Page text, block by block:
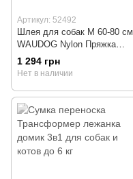
Артикул: 52492
Шлея для собак M 60-80 см
WAUDOG Nylon Пряжка
фастекс
1 294 грн
Нет в наличии